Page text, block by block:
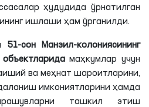
ҳудудида ўрнатилган
ишлаши ҳам ўрганилди.
51-сон Манзил-колониясининг
маҳкумлар учун
ва меҳнат шароитларини,
имкониятларини ҳамда
ташкил этиш